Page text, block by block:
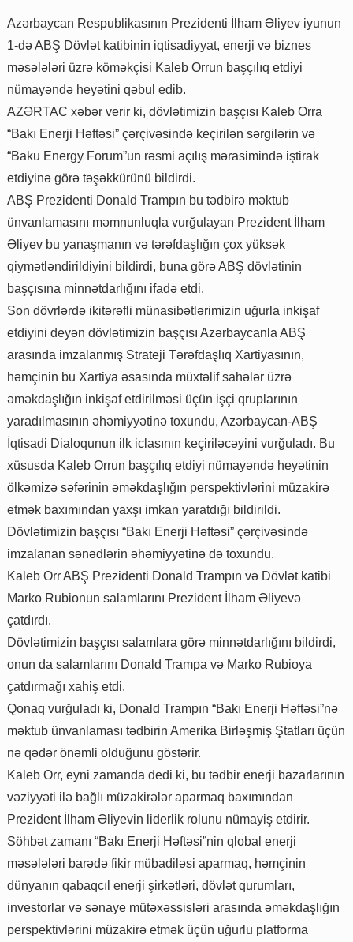
Azərbaycan Respublikasının Prezidenti İlham Əliyev iyunun
1-də ABŞ Dövlət katibinin iqtisadiyyat, enerji və biznes
məsələləri üzrə köməkçisi Kaleb Orrun başçılıq etdiyi
nümayəndə heyətini qəbul edib.
AZƏRTAC xəbər verir ki, dövlətimizin başçısı Kaleb Orra
“Bakı Enerji Həftəsi” çərçivəsində keçirilən sərgilərin və
“Baku Energy Forum”un rəsmi açılış mərasimində iştirak
etdiyinə görə təşəkkürünü bildirdi.
ABŞ Prezidenti Donald Trampın bu tədbirə məktub
ünvanlamasını məmnunluqla vurğulayan Prezident İlham
Əliyev bu yanaşmanın və tərəfdaşlığın çox yüksək
qiymətləndirildiyini bildirdi, buna görə ABŞ dövlətinin
başçısına minnətdarlığını ifadə etdi.
Son dövrlərdə ikitərəfli münasibətlərimizin uğurla inkişaf
etdiyini deyən dövlətimizin başçısı Azərbaycanla ABŞ
arasında imzalanmış Strateji Tərəfdaşlıq Xartiyasının,
həmçinin bu Xartiya əsasında müxtəlif sahələr üzrə
əməkdaşlığın inkişaf etdirilməsi üçün işçi qruplarının
yaradılmasının əhəmiyyətinə toxundu, Azərbaycan-ABŞ
İqtisadi Dialoqunun ilk iclasının keçiriləcəyini vurğuladı. Bu
xüsusda Kaleb Orrun başçılıq etdiyi nümayəndə heyətinin
ölkəmizə səfərinin əməkdaşlığın perspektivlərini müzakirə
etmək baxımından yaxşı imkan yaratdığı bildirildi.
Dövlətimizin başçısı “Bakı Enerji Həftəsi” çərçivəsində
imzalanan sənədlərin əhəmiyyətinə də toxundu.
Kaleb Orr ABŞ Prezidenti Donald Trampın və Dövlət katibi
Marko Rubionun salamlarını Prezident İlham Əliyevə
çatdırdı.
Dövlətimizin başçısı salamlara görə minnətdarlığını bildirdi,
onun da salamlarını Donald Trampa və Marko Rubioya
çatdırmağı xahiş etdi.
Qonaq vurğuladı ki, Donald Trampın “Bakı Enerji Həftəsi”nə
məktub ünvanlaması tədbirin Amerika Birləşmiş Ştatları üçün
nə qədər önəmli olduğunu göstərir.
Kaleb Orr, eyni zamanda dedi ki, bu tədbir enerji bazarlarının
vəziyyəti ilə bağlı müzakirələr aparmaq baxımından
Prezident İlham Əliyevin liderlik rolunu nümayiş etdirir.
Söhbət zamanı “Bakı Enerji Həftəsi”nin qlobal enerji
məsələləri barədə fikir mübadiləsi aparmaq, həmçinin
dünyanın qabaqcıl enerji şirkətləri, dövlət qurumları,
investorlar və sənaye mütəxəssisləri arasında əməkdaşlığın
perspektivlərini müzakirə etmək üçün uğurlu platforma